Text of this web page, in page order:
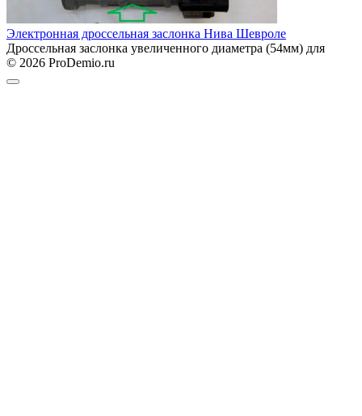
Электронная дроссельная заслонка Нива Шевроле
Дроссельная заслонка увеличенного диаметра (54мм) для
© 2026 ProDemio.ru